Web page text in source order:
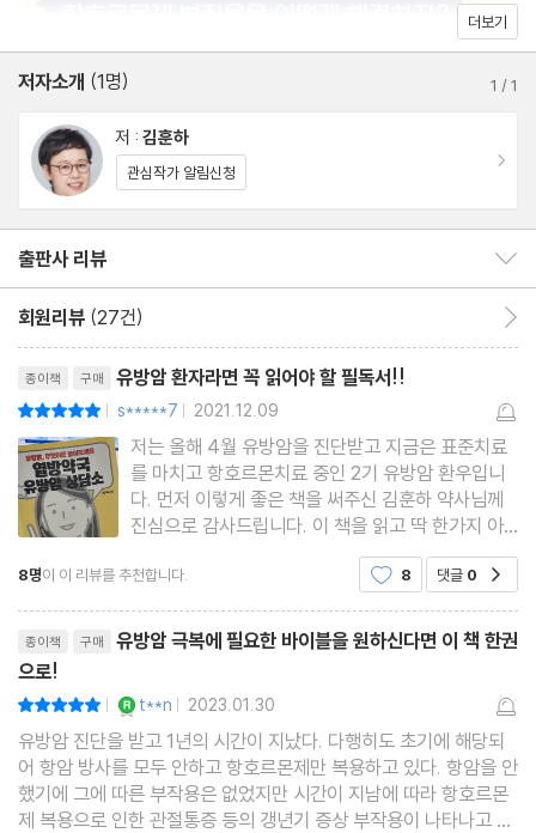
다른 진료 과목도 챙겨야 한다 | 수술, 방사선 치료 후 나의 몸 상태 |
치료 3년 후 현재의 몸 상태
2장 유방암이 생기지 않는 몸의 환경 만들기
06 저산소증을 없애고 튼튼한 세포막을 만든다
세포막과 미토콘드리아의 역할 | 암세포의 에너지 생성 방법 | 세포
에너지 대사를 정상화하려면
미네랄이 부족하다 | 미네랄의 역할 | 암을 억제하는 대표 미네랄
08 암세포를 감시하는 NK세포 활성도를 높인다
NK세포의 특징 | NK세포 활성도 검사 | NK세포 활성도를 높이는
방법
09 교감신경과 부교감신경의 균형
나타나는 증상 | 항암 신경인 부교감신경을 활성화하는 방법
10 면역력의 80%는 장에서 결정된다
에너지를 내려면 소장을 챙기자 | 세균의 먹이가 되는 음식물 | 장내
세균 불균형을 해결하는 방법
더보기
저자소개 (1명) 1 /1
저 : 김훈하
관심작가 알림신청
출판사 리뷰
회원리뷰 (27건)
종이책 구매 유방암 환자라면 꼭 읽어야 할 필독서!!
| s*****7 | 2021.12.09
저는 올해 4월 유방암을 진단받고 지금은 표준치료
를 마치고 항호르몬치료 중인 2기 유방암 환우입니
다. 먼저 이렇게 좋은 책을 써주신 김훈하 약사님께
진심으로 감사드립니다. 이 책을 읽고 딱 한가지 아
쉬운 점이 있었는데 그건 바로 이렇게 좋은 책이 왜
이제야 나왔을까 하는 것이에요. 제가 진단받고 수술
마나 좋았을까.. 그
8명이 이 리뷰를 추천합니다. 8 댓글 0
종이책 구매
유방암 극복에 필요한 바이블을 원하신다면 이 책 한권
으로!
| t**n | 2023.01.30
유방암 진단을 받고 1년의 시간이 지났다. 다행히도 초기에 해당되
어 항암 방사를 모두 안하고 항호르몬제만 복용하고 있다. 항암을 안
했기에 그에 따른 부작용은 없었지만 시간이 지남에 따라 항호르몬
제 복용으로 인한 관절통증 등의 갱년기 증상 부작용이 나타나고 있